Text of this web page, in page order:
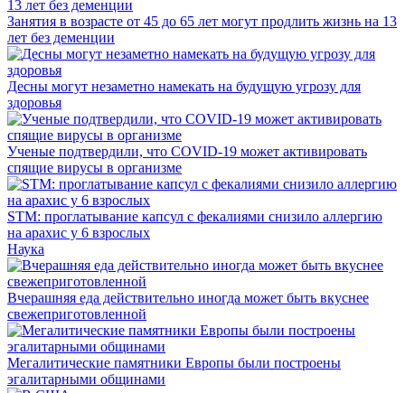
Занятия в возрасте от 45 до 65 лет могут продлить жизнь на 13
лет без деменции
Десны могут незаметно намекать на будущую угрозу для
здоровья
Ученые подтвердили, что COVID-19 может активировать
спящие вирусы в организме
STM: проглатывание капсул с фекалиями снизило аллергию
на арахис у 6 взрослых
Наука
Вчерашняя еда действительно иногда может быть вкуснее
свежеприготовленной
Мегалитические памятники Европы были построены
эгалитарными общинами